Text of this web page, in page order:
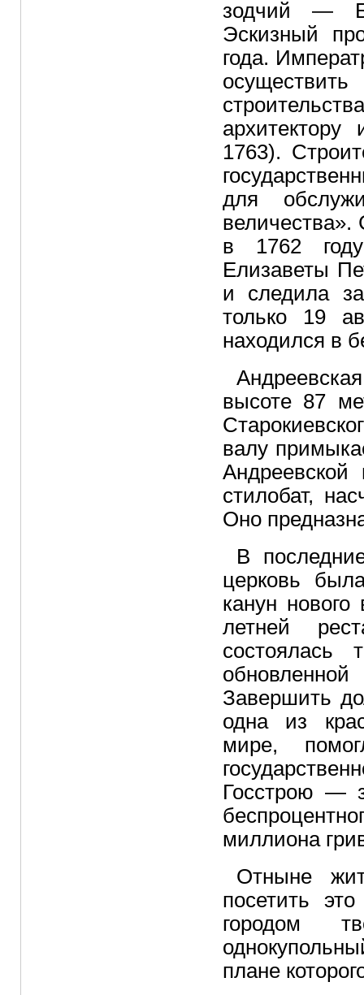
зодчий —
Эскизный
года.
1763).
для
величества».
в 1762
Елизаветы
и следила
только 19
находился в
высоте 87
валу
Андреевской
стилобат,
Оно
В
церковь
канун
летней
состоялась
Завершить
одна из
мире,
Госстрою —
миллиона
Отныне
посетить
городом
плане